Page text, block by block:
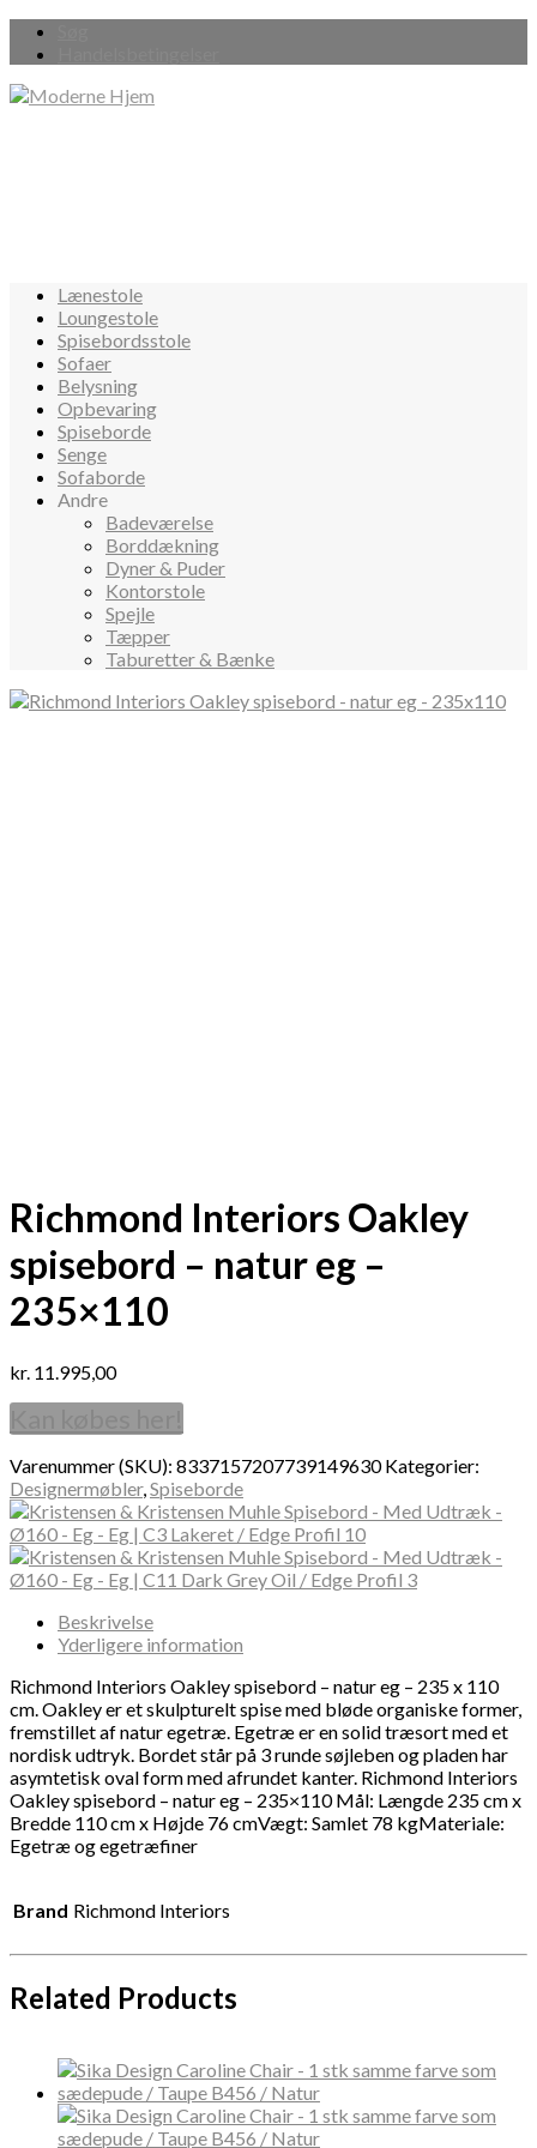
Lænestole
Loungestole
Spisebordsstole
Sofaer
Belysning
Opbevaring
Spiseborde
Senge
Sofaborde
Andre
Badeværelse
Borddækning
Dyner & Puder
Kontorstole
Spejle
Tæpper
Taburetter & Bænke
Richmond Interiors Oakley
spisebord – natur eg –
235×110
kr. 11.995,00
Varenummer (SKU): 8337157207739149630 Kategorier:
Designermøbler,Spiseborde
Beskrivelse
Yderligere information
Richmond Interiors Oakley spisebord – natur eg – 235 x 110
cm. Oakley er et skulpturelt spise med bløde organiske former,
fremstillet af natur egetræ. Egetræ er en solid træsort med et
nordisk udtryk. Bordet står på 3 runde søjleben og pladen har
asymtetisk oval form med afrundet kanter. Richmond Interiors
Oakley spisebord – natur eg – 235×110 Mål: Længde 235 cm x
Bredde 110 cm x Højde 76 cmVægt: Samlet 78 kgMateriale:
Egetræ og egetræfiner
Brand Richmond Interiors
Related Products